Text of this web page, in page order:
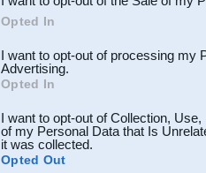
Opted In
I want to opt-out of processing my
Advertising.
Opted In
I want to opt-out of Collection,
of my Personal Data that Is
it was collected.
Opted Out